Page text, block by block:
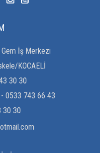
Gem İş Merkezi
KOCAELİ
30 30
0533 743 66 43
30 30